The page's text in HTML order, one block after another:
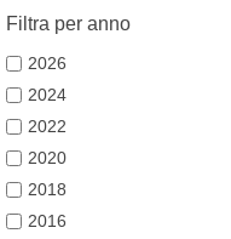
Filtra per anno
2026
2024
2022
2020
2018
2016